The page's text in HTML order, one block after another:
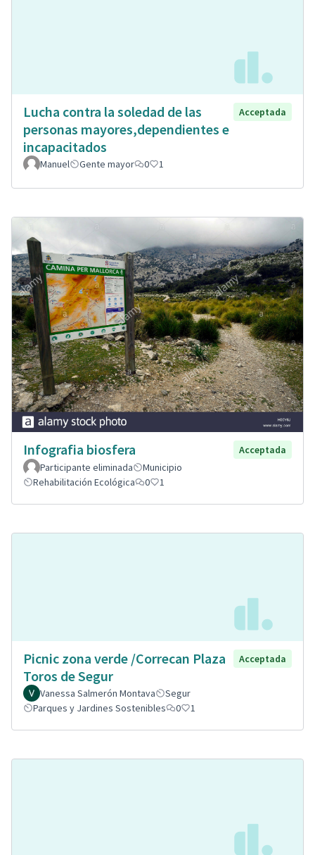
Lucha contra la soledad de las
personas mayores,dependientes e
incapacitados
Acceptada
Manuel Gente mayor 0 1
Infografia biosfera
Acceptada
Participante eliminada
Municipio
Rehabilitación Ecológica
0 1
Picnic zona verde /Correcan Plaza
Toros de Segur
Acceptada
Vanessa Salmerón Montava
Segur
Parques y Jardines Sostenibles
0 1